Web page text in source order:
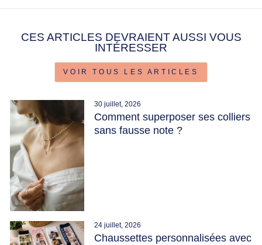
CES ARTICLES DEVRAIENT AUSSI VOUS
INTÉRESSER
VOIR TOUS LES ARTICLES
30 juillet, 2026
Comment superposer ses colliers
sans fausse note ?
24 juillet, 2026
Chaussettes personnalisées avec